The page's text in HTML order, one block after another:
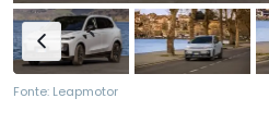
Fonte: Leapmotor